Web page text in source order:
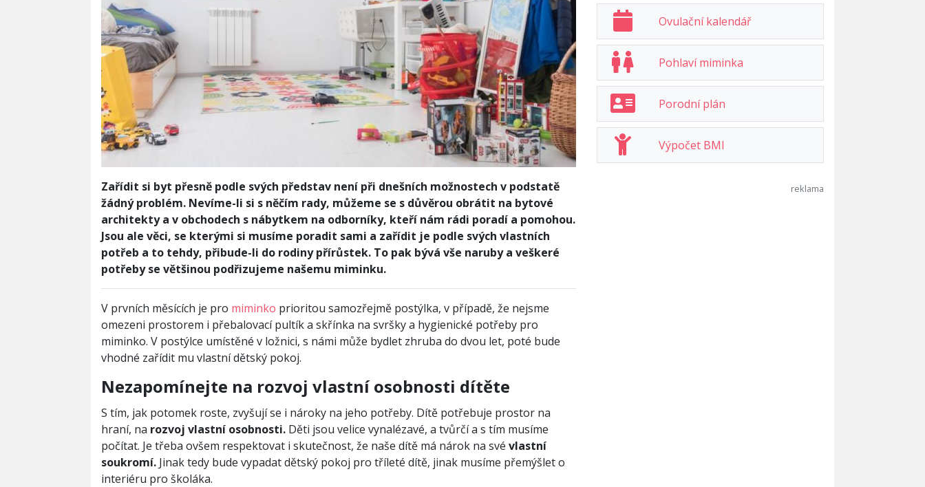
Zařídit si byt přesně podle svých představ není při dnešních možnostech v podstatě
žádný problém. Nevíme-li si s něčím rady, můžeme se s důvěrou obrátit na bytové
architekty a v obchodech s nábytkem na odborníky, kteří nám rádi poradí a pomohou.
Jsou ale věci, se kterými si musíme poradit sami a zařídit je podle svých vlastních
potřeb a to tehdy, přibude-li do rodiny přírůstek. To pak bývá vše naruby a veškeré
potřeby se většinou podřizujeme našemu miminku.
V prvních měsících je pro miminko prioritou samozřejmě postýlka, v případě, že nejsme
omezeni prostorem i přebalovací pultík a skřínka na svršky a hygienické potřeby pro
miminko. V postýlce umístěné v ložnici, s námi může bydlet zhruba do dvou let, poté bude
vhodné zařídit mu vlastní dětský pokoj.
Nezapomínejte na rozvoj vlastní osobnosti dítěte
S tím, jak potomek roste, zvyšují se i nároky na jeho potřeby. Dítě potřebuje prostor na
hraní, na rozvoj vlastní osobnosti. Děti jsou velice vynalézavé, a tvůrčí a s tím musíme
počítat. Je třeba ovšem respektovat i skutečnost, že naše dítě má nárok na své vlastní
soukromí. Jinak tedy bude vypadat dětský pokoj pro tříleté dítě, jinak musíme přemýšlet o
interiéru pro školáka.
Ovulační kalendář
Pohlaví miminka
Porodní plán
Výpočet BMI